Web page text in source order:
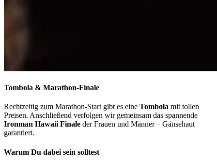
Tombola & Marathon-Finale
Rechtzeitig zum Marathon-Start gibt es eine Tombola mit tollen
Preisen. Anschließend verfolgen wir gemeinsam das spannende
Ironman Hawaii Finale der Frauen und Männer – Gänsehaut
garantiert.
Warum Du dabei sein solltest